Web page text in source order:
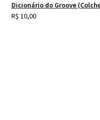
Dicionário do Groove
R$ 10,00